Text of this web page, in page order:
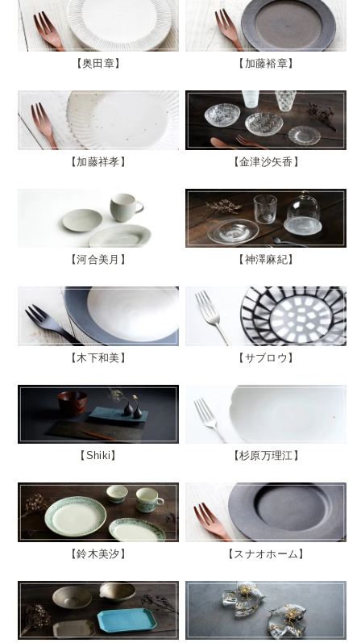
奥田章 加藤裕章
加藤祥孝 金津沙矢香
河合美月 神澤麻紀
木下和美 サブロウ
Shiki 杉原万理江
鈴木美汐 スナオホーム